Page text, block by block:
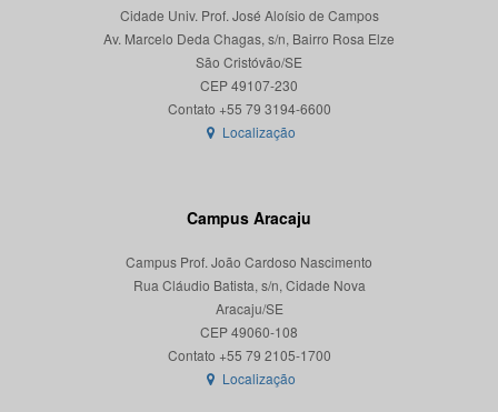
Cidade Univ. Prof. José Aloísio de Campos
Av. Marcelo Deda Chagas, s/n, Bairro Rosa Elze
São Cristóvão/SE
CEP 49107-230
Localização
Campus Aracaju
Campus Prof. João Cardoso Nascimento
Rua Cláudio Batista, s/n, Cidade Nova
Aracaju/SE
CEP 49060-108
Localização